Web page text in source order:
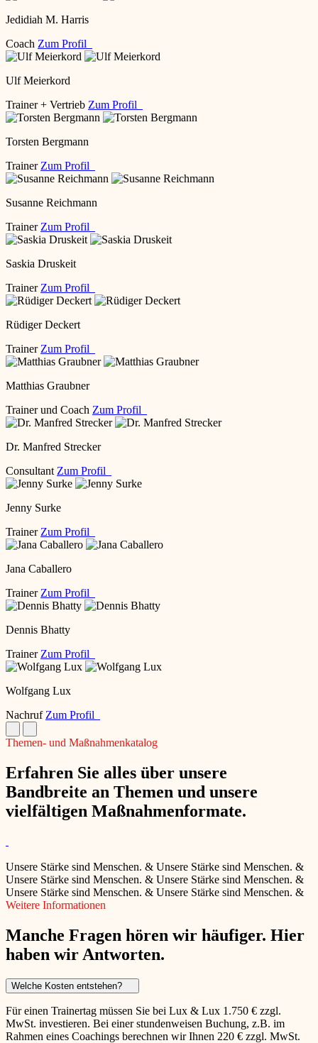
Jedidiah M. Harris
Coach Zum Profil
Ulf Meierkord
Trainer + Vertrieb Zum Profil
Torsten Bergmann
Trainer Zum Profil
Susanne Reichmann
Trainer Zum Profil
Saskia Druskeit
Trainer Zum Profil
Rüdiger Deckert
Trainer Zum Profil
Matthias Graubner
Trainer und Coach Zum Profil
Dr. Manfred Strecker
Consultant Zum Profil
Jenny Surke
Trainer Zum Profil
Jana Caballero
Trainer Zum Profil
Dennis Bhatty
Trainer Zum Profil
Wolfgang Lux
Nachruf Zum Profil
Themen- und Maßnahmenkatalog
Erfahren Sie alles über unsere
Bandbreite an Themen und unsere
vielfältigen Maßnahmenformate.
Unsere Stärke sind Menschen. & Unsere Stärke sind Menschen. &
Unsere Stärke sind Menschen. & Unsere Stärke sind Menschen. &
Unsere Stärke sind Menschen. & Unsere Stärke sind Menschen. &
Weitere Informationen
Manche Fragen hören wir häufiger. Hier
haben wir Antworten.
Welche Kosten entstehen?
Für einen Trainertag müssen Sie bei Lux & Lux 1.750 € zzgl.
MwSt. investieren. Bei einer stundenweisen Buchung, z.B. im
Rahmen eines Coachings berechnen wir Ihnen 220 € zzgl. MwSt.